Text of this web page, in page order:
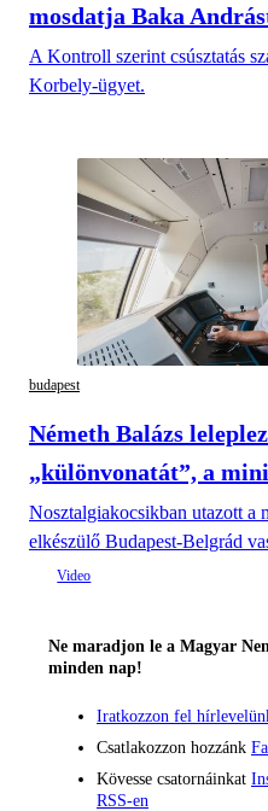
mosdatja Baka
A Kontroll szerint csúsztatás
Korbely-ügyet.
budapest
Németh Balázs
„különvonatát”, a
Nosztalgiakocsikban utazott a
elkészülő Budapest-Belgrád
Ne maradjon le a Magyar
minden nap!
Iratkozzon fel
Csatlakozzon hozzánk
Kövesse csatornáinkat
RSS-en